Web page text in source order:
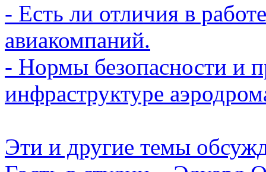
- Есть ли отличия в
авиакомпаний.
- Нормы безопасности и
инфраструктуре
Эти и другие темы